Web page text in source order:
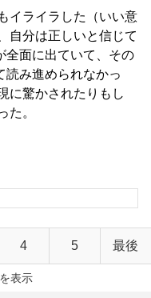
イライラした（いい意
自分は正しいと信じて
全面に出ていて、その
読み進められなかっ
に驚かされたりもし
た。
4 5 最後
表示